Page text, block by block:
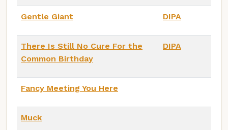
Gentle Giant DIPA
There Is Still No Cure For the
Common Birthday
DIPA
Fancy Meeting You Here
Muck